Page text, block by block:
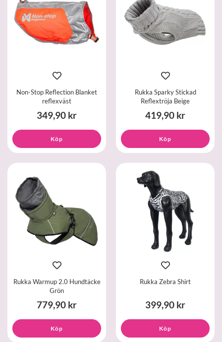
Non-Stop Reflection Blanket
reflexväst
349,90 kr
Köp
Rukka Sparky Stickad
Reflextröja Beige
419,90 kr
Köp
Rukka Warmup 2.0 Hundtäcke
Grön
779,90 kr
Köp
Rukka Zebra Shirt
399,90 kr
Köp